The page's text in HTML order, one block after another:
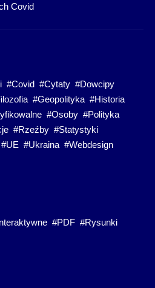
Covid
#Covid #Cytaty #Dowcipy
#Geopolityka #Historia
#Osoby #Polityka
#Rzeźby #Statystyki
#UE #Ukraina #Webdesign
#PDF #Rysunki